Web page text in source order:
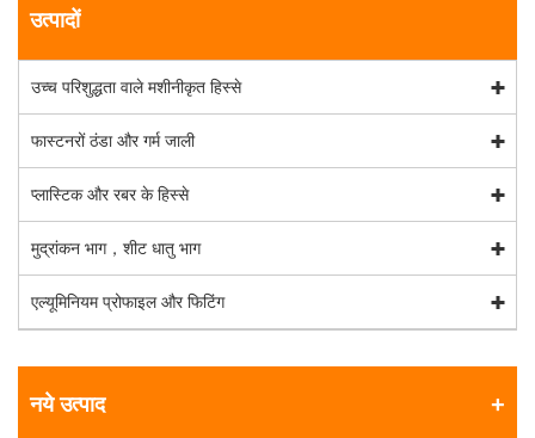
उत्पादों
उच्च परिशुद्धता वाले मशीनीकृत हिस्से
फास्टनरों ठंडा और गर्म जाली
प्लास्टिक और रबर के हिस्से
मुद्रांकन भाग，शीट धातु भाग
एल्यूमिनियम प्रोफाइल और फिटिंग
नये उत्पाद